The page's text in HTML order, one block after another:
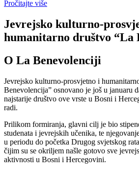
Pročitajte više
Jevrejsko kulturno-
humanitarno društvo “La
O La Benevolenciji
Jevrejsko kulturno-prosvjetno i
Benevolencija” osnovano je još u januaru
najstarije društvo ove vrste u Bosni i
radi.
Prilikom formiranja, glavni cilj je bio
studenata i jevrejskih učenika, te
u periodu do početka Drugog svjetskog
čijim su se okriljem našle gotovo sve
aktivnosti u Bosni i Hercegovini.